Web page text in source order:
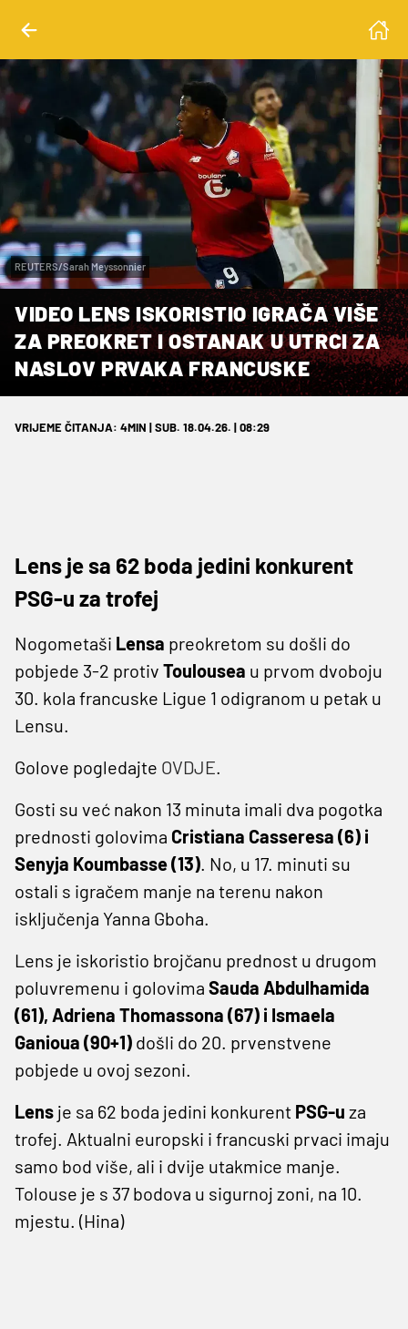
REUTERS/Sarah Meyssonnier
VIDEO LENS ISKORISTIO IGRAČA VIŠE
ZA PREOKRET I OSTANAK U UTRCI ZA
NASLOV PRVAKA FRANCUSKE
VRIJEME ČITANJA: 4MIN | SUB. 18.04.26. | 08:29
Lens je sa 62 boda jedini konkurent
PSG-u za trofej
Nogometaši Lensa preokretom su došli do
pobjede 3-2 protiv Toulousea u prvom dvoboju
30. kola francuske Ligue 1 odigranom u petak u
Lensu.
Golove pogledajte OVDJE.
Gosti su već nakon 13 minuta imali dva pogotka
prednosti golovima Cristiana Casseresa (6) i
Senyja Koumbasse (13). No, u 17. minuti su
ostali s igračem manje na terenu nakon
isključenja Yanna Gboha.
Lens je iskoristio brojčanu prednost u drugom
poluvremenu i golovima Sauda Abdulhamida
(61), Adriena Thomassona (67) i Ismaela
Ganioua (90+1) došli do 20. prvenstvene
pobjede u ovoj sezoni.
Lens je sa 62 boda jedini konkurent PSG-u za
trofej. Aktualni europski i francuski prvaci imaju
samo bod više, ali i dvije utakmice manje.
Tolouse je s 37 bodova u sigurnoj zoni, na 10.
mjestu. (Hina)